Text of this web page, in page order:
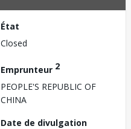
État
Closed
Emprunteur 2
PEOPLE'S REPUBLIC OF
CHINA
Date de divulgation